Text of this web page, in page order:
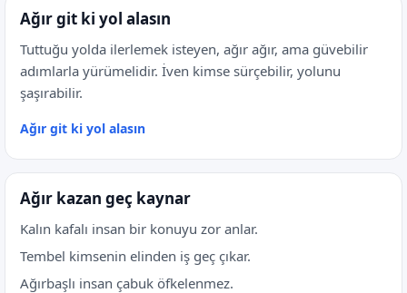
Ağır git ki yol alasın
Tuttuğu yolda ilerlemek isteyen, ağır ağır, ama güvebilir
adımlarla yürümelidir. İven kimse sürçebilir, yolunu
şaşırabilir.
Ağır git ki yol alasın
Ağır kazan geç kaynar
Kalın kafalı insan bir konuyu zor anlar.
Tembel kimsenin elinden iş geç çıkar.
Ağırbaşlı insan çabuk öfkelenmez.